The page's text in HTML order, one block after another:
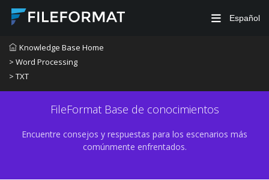
Español
Knowledge Base Home
> Word Processing
> TXT
FileFormat Base de conocimientos
Encuentre consejos y respuestas para los escenarios más
comúnmente enfrentados.